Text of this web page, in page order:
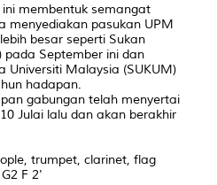
ini membentuk semangat
menyediakan pasukan UPM
besar seperti Sukan
pada September ini dan
Universiti Malaysia (SUKUM)
hadapan.
gabungan telah menyertai
Julai lalu dan akan berakhir